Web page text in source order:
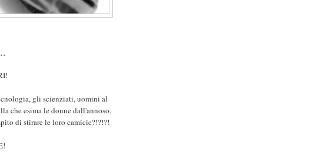
gli scienziati, uomini al
che esima le donne dall'annoso,
di stirare le loro camicie?!?!?!